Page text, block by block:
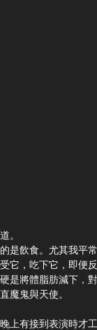
。
是飲食。尤其我平
它，吃下它，即便
是將體脂肪減下，
魔鬼與天使。
上有接到表演時才